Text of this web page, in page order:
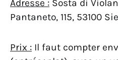
Adresse : Sosta di
Pantaneto, 115, 53100
Prix : Il faut compter